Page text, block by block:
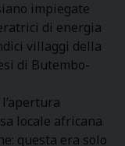
impiegate
di energia
villaggi della
di Butembo-
locale africana
questa era solo